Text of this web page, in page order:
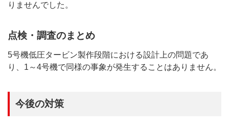
りませんでした。
点検・調査のまとめ
5号機低圧タービン製作段階における設計上の問題であ
り、1～4号機で同様の事象が発生することはありません。
今後の対策